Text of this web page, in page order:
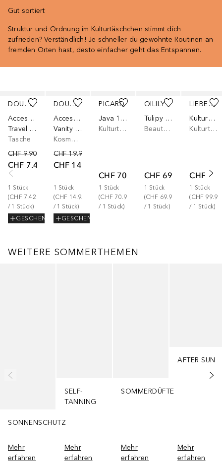
Gut sortiert
Struktur und Ordnung im Kulturtäschchen stimmt dich
zufrieden? Verständlich! Je schneller du gewohnte Routinen an
fremden Orten hast, desto einfacher geht das Entspannen.
DOUGLAS COLLECTION
Accessoires
Travel bag
Tasche
CHF 9.90
CHF 7.42
1 Stück
(CHF 7.42
/ 1 Stück)
GESCHENK
DOUGLAS COLLECTION
Accessoires
Vanity Bag
Kosmetiktasche
CHF 19.90
CHF 14.92
1 Stück
(CHF 14.92
/ 1 Stück)
GESCHENK
PICARD
Java 1 Kosmetiktasche
Kulturtasche
CHF 70.90
1
Stück
(CHF 70.90
/ 1 Stück)
OILILY
Tulipy Coco Beautycase 27 cm
Beauty Case
CHF 69.90
1 Stück
(CHF 69.90
/ 1 Stück)
LIEBESKIND
Kulturbeutel
Kulturtasche
CHF
1
Stück
(CHF 99.90
/ 1 Stück)
WEITERE SOMMERTHEMEN
SONNENSCHUTZ
Mehr
erfahren
SELF-
TANNING
Mehr
erfahren
SOMMERDÜFTE
Mehr
erfahren
AFTER SUN
Mehr
erfahren